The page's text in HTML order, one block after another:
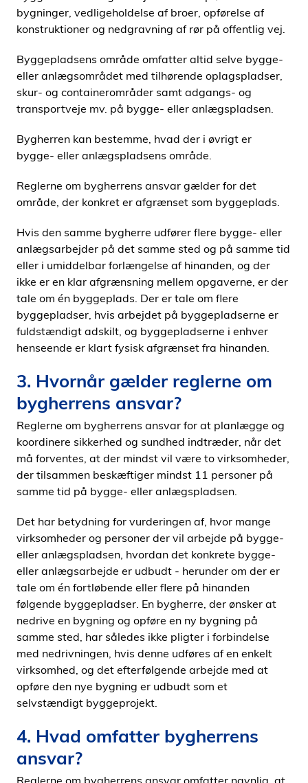
bygninger, vedligeholdelse af broer, opførelse af
konstruktioner og nedgravning af rør på offentlig vej.
Byggepladsens område omfatter altid selve bygge-
eller anlægsområdet med tilhørende oplagspladser,
skur- og containerområder samt adgangs- og
transportveje mv. på bygge- eller anlægspladsen.
Bygherren kan bestemme, hvad der i øvrigt er
bygge- eller anlægspladsens område.
Reglerne om bygherrens ansvar gælder for det
område, der konkret er afgrænset som byggeplads.
Hvis den samme bygherre udfører flere bygge- eller
anlægsarbejder på det samme sted og på samme tid
eller i umiddelbar forlængelse af hinanden, og der
ikke er en klar afgrænsning mellem opgaverne, er der
tale om én byggeplads. Der er tale om flere
byggepladser, hvis arbejdet på byggepladserne er
fuldstændigt adskilt, og byggepladserne i enhver
henseende er klart fysisk afgrænset fra hinanden.
3. Hvornår gælder reglerne om
bygherrens ansvar?
Reglerne om bygherrens ansvar for at planlægge og
koordinere sikkerhed og sundhed indtræder, når det
må forventes, at der mindst vil være to virksomheder,
der tilsammen beskæftiger mindst 11 personer på
samme tid på bygge- eller anlægspladsen.
Det har betydning for vurderingen af, hvor mange
virksomheder og personer der vil arbejde på bygge-
eller anlægspladsen, hvordan det konkrete bygge-
eller anlægsarbejde er udbudt - herunder om der er
tale om én fortløbende eller flere på hinanden
følgende byggepladser. En bygherre, der ønsker at
nedrive en bygning og opføre en ny bygning på
samme sted, har således ikke pligter i forbindelse
med nedrivningen, hvis denne udføres af en enkelt
virksomhed, og det efterfølgende arbejde med at
opføre den nye bygning er udbudt som et
selvstændigt byggeprojekt.
4. Hvad omfatter bygherrens
ansvar?
Reglerne om bygherrens ansvar omfatter navnlig, at